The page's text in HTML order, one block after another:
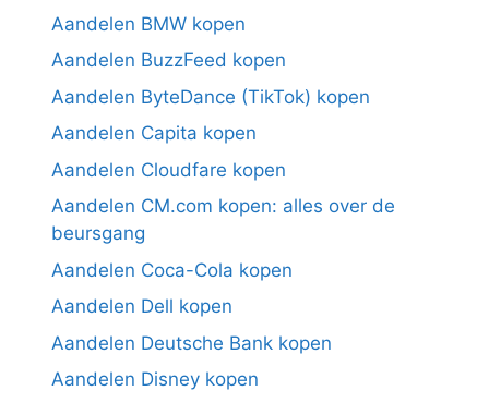
Aandelen BMW kopen
Aandelen BuzzFeed kopen
Aandelen ByteDance (TikTok) kopen
Aandelen Capita kopen
Aandelen Cloudfare kopen
Aandelen CM.com kopen: alles over de
beursgang
Aandelen Coca-Cola kopen
Aandelen Dell kopen
Aandelen Deutsche Bank kopen
Aandelen Disney kopen